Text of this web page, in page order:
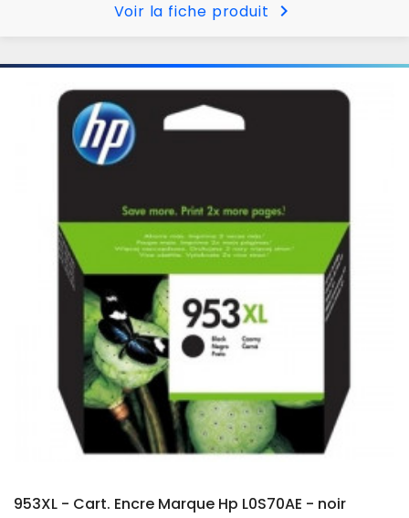
Voir la fiche produit chevron_right
953XL - Cart. Encre Marque Hp L0S70AE - noir